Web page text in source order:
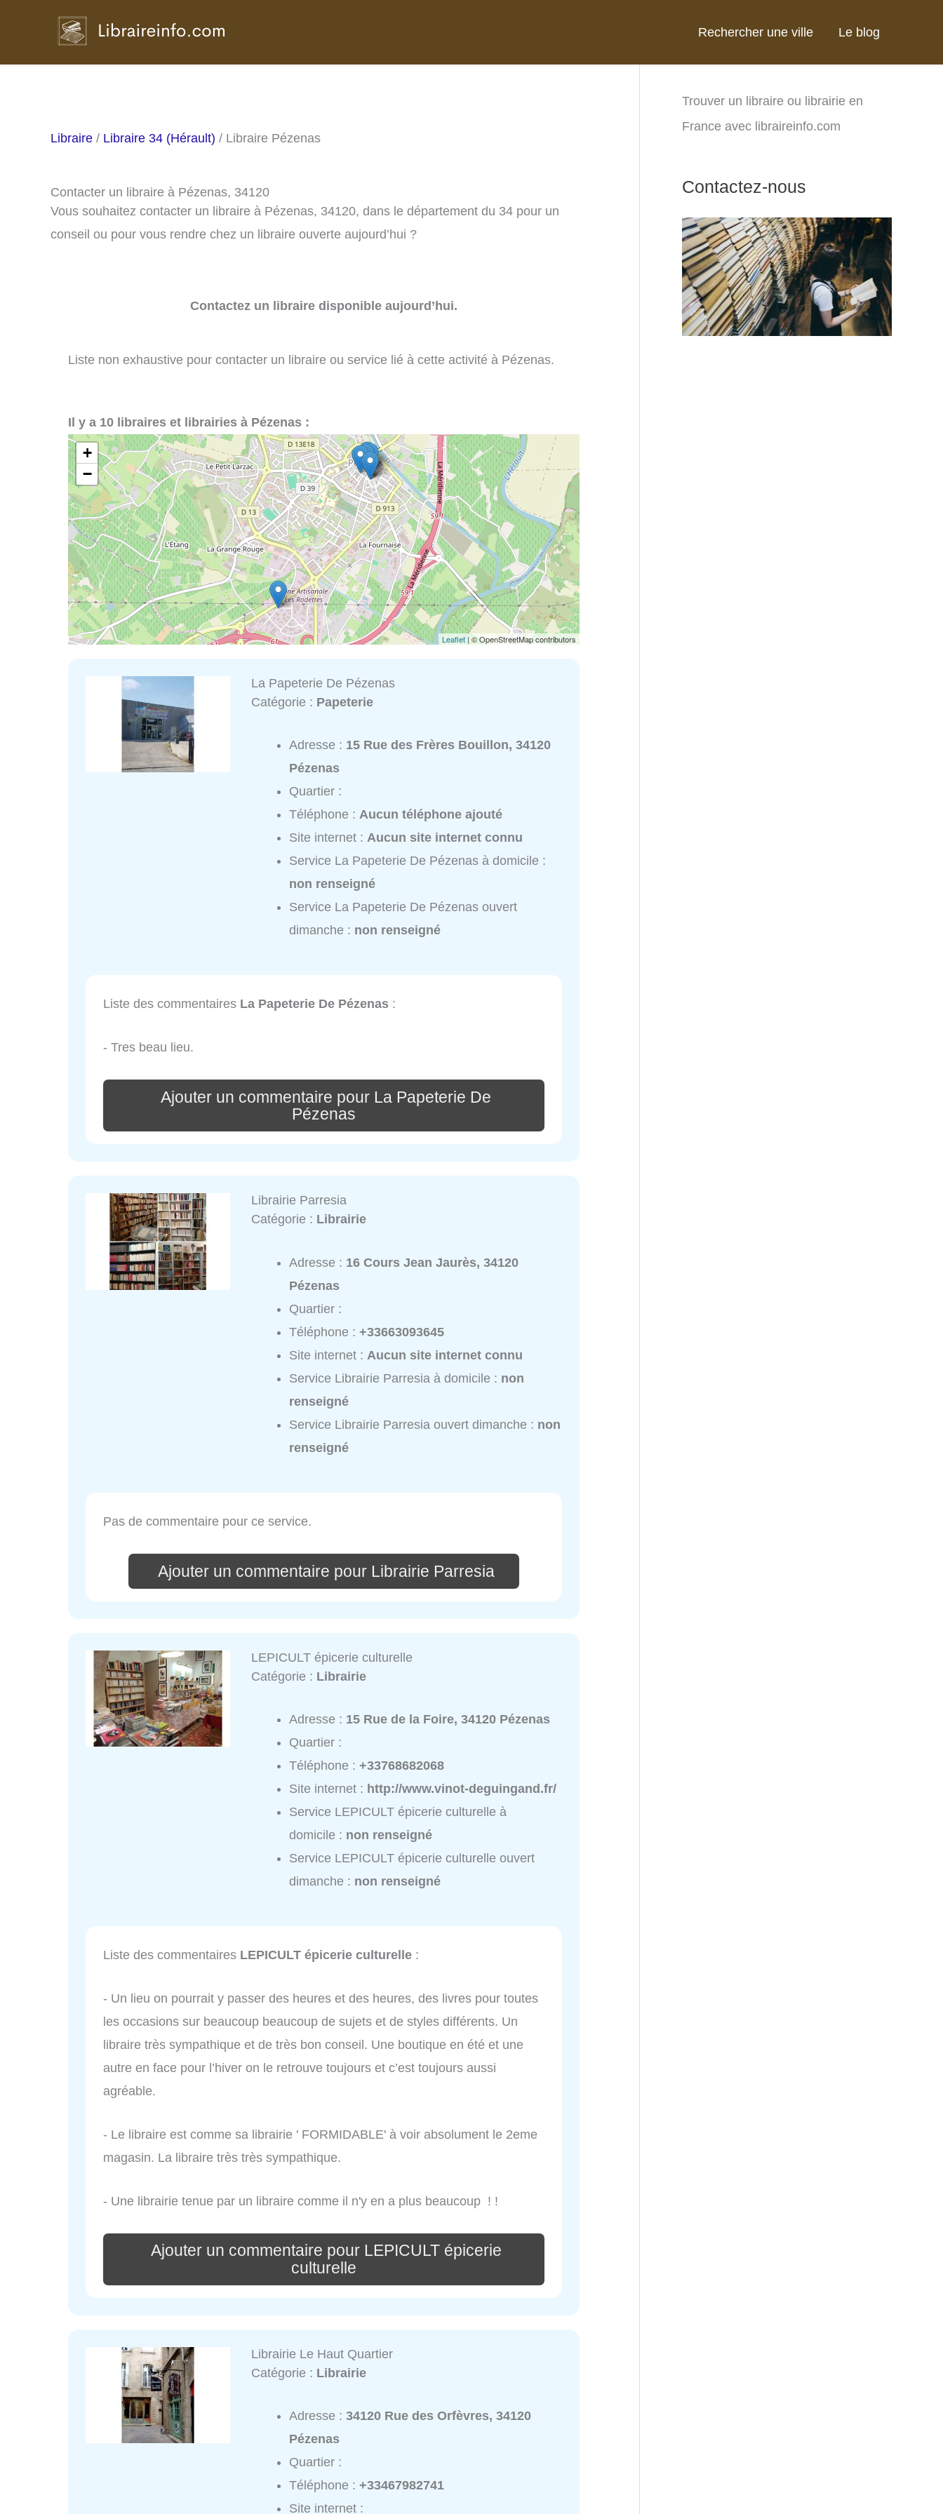
Rechercher une ville Le blog
Libraire / Libraire 34 (Hérault) / Libraire Pézenas
Contacter un libraire à Pézenas, 34120
Vous souhaitez contacter un libraire à Pézenas, 34120, dans le département du 34 pour un
conseil ou pour vous rendre chez un libraire ouverte aujourd’hui ?
Contactez un libraire disponible aujourd’hui.
Liste non exhaustive pour contacter un libraire ou service lié à cette activité à Pézenas.
Il y a 10 libraires et librairies à Pézenas :
+
−
Leaflet | © OpenStreetMap contributors
La Papeterie De Pézenas
Catégorie : Papeterie
Adresse : 15 Rue des Frères Bouillon, 34120
Pézenas
Quartier :
Téléphone :Aucun téléphone ajouté
Site internet :Aucun site internet connu
Service La Papeterie De Pézenas à domicile :
non renseigné
Service La Papeterie De Pézenas ouvert
dimanche : non renseigné
Liste des commentaires La Papeterie De Pézenas :
- Tres beau lieu.
Ajouter un commentaire pour La Papeterie De
Pézenas
Librairie Parresia
Catégorie : Librairie
Adresse : 16 Cours Jean Jaurès, 34120
Pézenas
Quartier :
Téléphone :+33663093645
Site internet : Aucun site internet connu
Service Librairie Parresia à domicile : non
renseigné
Service Librairie Parresia ouvert dimanche : non
renseigné
Pas de commentaire pour ce service.
Ajouter un commentaire pour Librairie Parresia
LEPICULT épicerie culturelle
Catégorie : Librairie
Adresse : 15 Rue de la Foire, 34120 Pézenas
Quartier :
Téléphone :+33768682068
Site internet : http://www.vinot-deguingand.fr/
Service LEPICULT épicerie culturelle à
domicile : non renseigné
Service LEPICULT épicerie culturelle ouvert
dimanche : non renseigné
Liste des commentaires LEPICULT épicerie culturelle :
- Un lieu on pourrait y passer des heures et des heures, des livres pour toutes
les occasions sur beaucoup beaucoup de sujets et de styles différents. Un
libraire très sympathique et de très bon conseil. Une boutique en été et une
autre en face pour l’hiver on le retrouve toujours et c’est toujours aussi
agréable.
- Le libraire est comme sa librairie ' FORMIDABLE' à voir absolument le 2eme
magasin. La libraire très très sympathique.
- Une librairie tenue par un libraire comme il n'y en a plus beaucoup ! !
Ajouter un commentaire pour LEPICULT épicerie
culturelle
Librairie Le Haut Quartier
Catégorie : Librairie
Adresse :34120 Rue des Orfèvres, 34120
Pézenas
Quartier :
Téléphone :+33467982741
Site internet :
Trouver un libraire ou librairie en
France avec libraireinfo.com
Contactez-nous